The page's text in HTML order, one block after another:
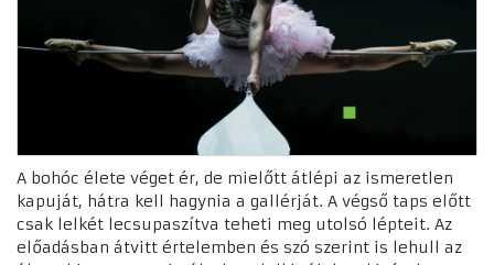
A bohóc élete véget ér, de mielőtt átlépi az ismeretlen
kapuját, hátra kell hagynia a gallérját. A végső taps előtt
csak lelkét lecsupaszítva teheti meg utolsó lépteit. Az
előadásban átvitt értelemben és szó szerint is lehull az